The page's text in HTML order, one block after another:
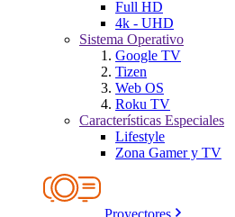
Full HD
4k - UHD
Sistema Operativo
Google TV
Tizen
Web OS
Roku TV
Características Especiales
Lifestyle
Zona Gamer y TV
Proyectores